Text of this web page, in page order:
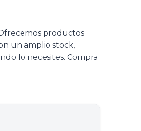
productos
un amplio stock,
lo necesites. Compra